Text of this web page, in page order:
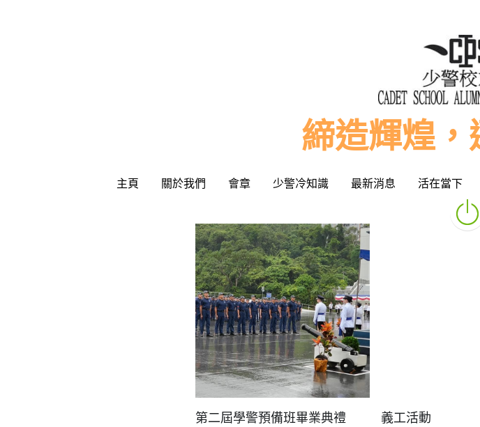
締造輝煌
主頁 關於我們 會章 少警冷知識 最新消息 活在當下
締造輝煌
主頁 關於我們 會章 少警冷知識 最新消息 活在當下
第二屆學警預備班畢業典禮 義工活動